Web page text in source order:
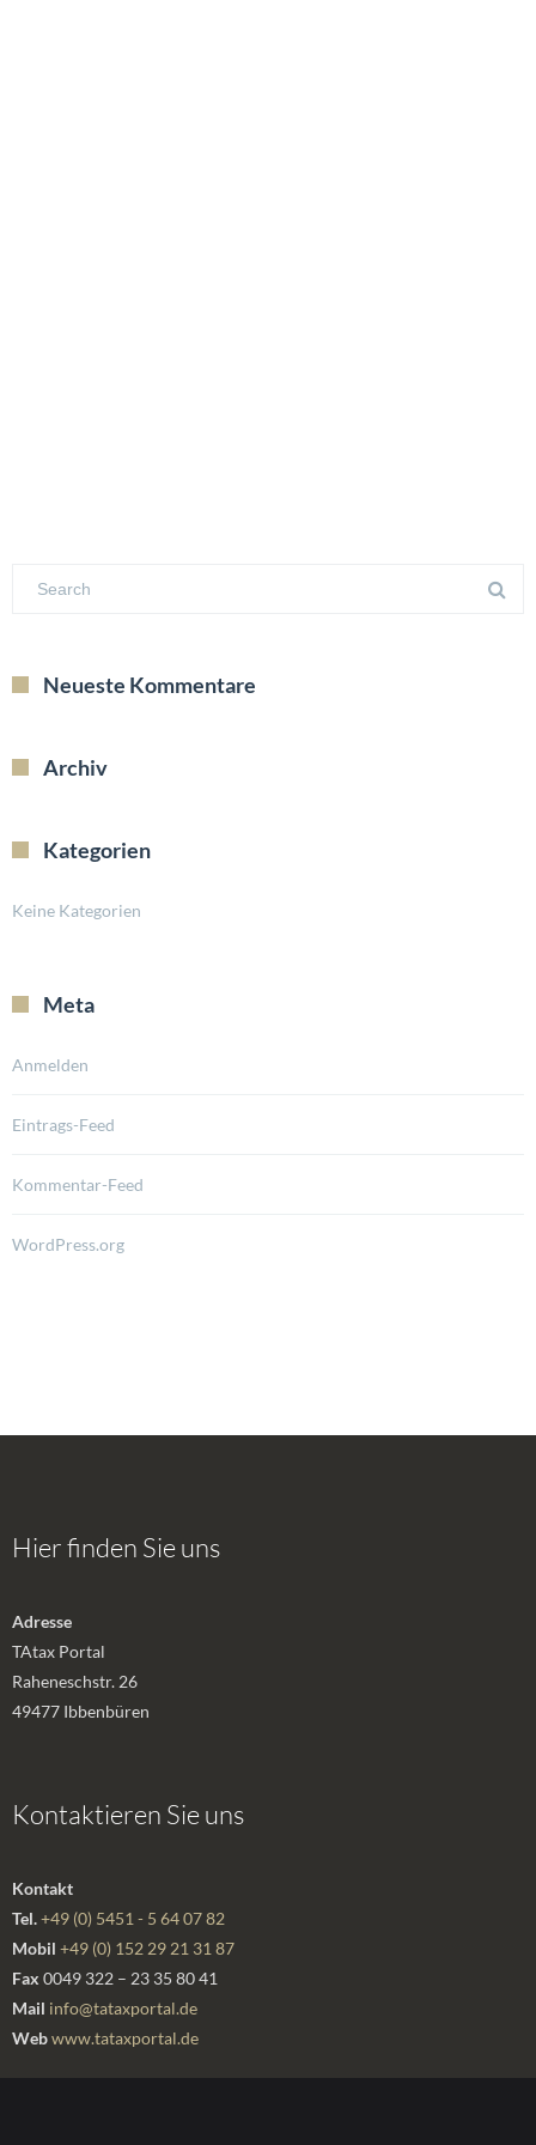
Neueste Kommentare
Archiv
Kategorien
Keine Kategorien
Meta
Anmelden
Eintrags-Feed
Kommentar-Feed
WordPress.org
Hier finden Sie uns
Adresse
TAtax Portal
Raheneschstr. 26
49477 Ibbenbüren
Kontaktieren Sie uns
Kontakt
Tel.+49 (0) 5451 - 5 64 07 82
Mobil +49 (0) 152 29 21 31 87
Fax 0049 322 – 23 35 80 41
Mail info@tataxportal.de
Webwww.tataxportal.de